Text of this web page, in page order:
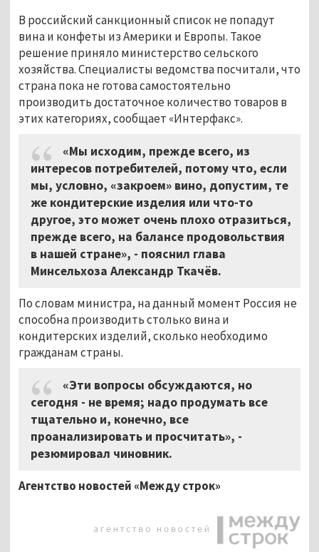
В российский санкционный список не попадут
вина и конфеты из Америки и Европы. Такое
решение приняло министерство сельского
хозяйства. Специалисты ведомства посчитали, что
страна пока не готова самостоятельно
производить достаточное количество товаров в
этих категориях, сообщает «Интерфакс».
«Мы исходим, прежде всего, из
интересов потребителей, потому что, если
мы, условно, «закроем» вино, допустим, те
же кондитерские изделия или что-то
другое, это может очень плохо отразиться,
прежде всего, на балансе продовольствия
в нашей стране», - пояснил глава
Минсельхоза Александр Ткачёв.
По словам министра, на данный момент Россия не
способна производить столько вина и
кондитерских изделий, сколько необходимо
гражданам страны.
«Эти вопросы обсуждаются, но
сегодня - не время; надо продумать все
тщательно и, конечно, все
проанализировать и просчитать», -
резюмировал чиновник.
Агентство новостей «Между строк»